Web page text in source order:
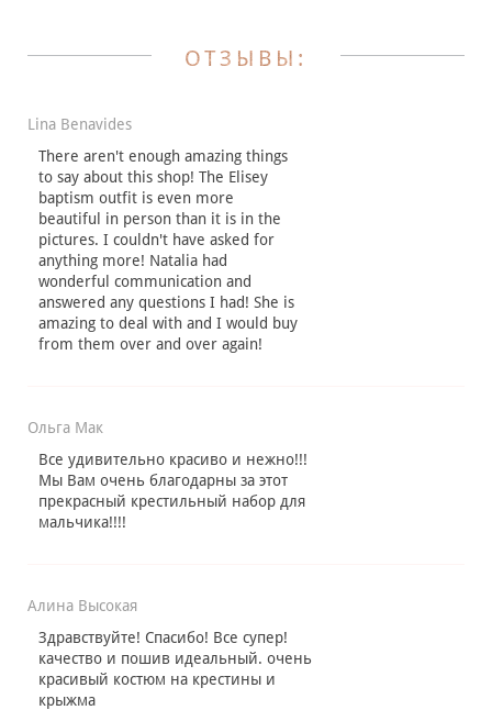
ОТЗЫВЫ:
Lina Benavides
There aren't enough amazing things
to say about this shop! The Elisey
baptism outfit is even more
beautiful in person than it is in the
pictures. I couldn't have asked for
anything more! Natalia had
wonderful communication and
answered any questions I had! She is
amazing to deal with and I would buy
from them over and over again!
Ольга Мак
Все удивительно красиво и нежно!!!
Мы Вам очень благодарны за этот
прекрасный крестильный набор для
мальчика!!!!
Алина Высокая
Здравствуйте! Спасибо! Все супер!
качество и пошив идеальный. очень
красивый костюм на крестины и
крыжма